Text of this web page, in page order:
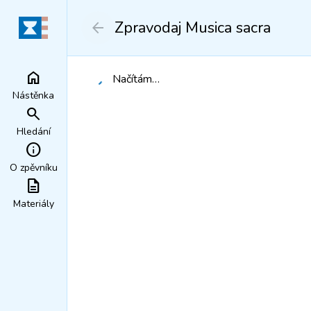
home
Nástěnka
search
Hledání
info
O zpěvníku
description
Materiály
arrow_back Zpravodaj Musica sacra
Načítám…